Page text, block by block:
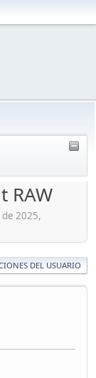
RAW
2025,
DEL USUARIO